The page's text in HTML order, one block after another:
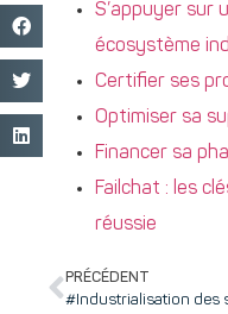
S’appuyer sur
écosystème
Certifier ses
Optimiser sa
Financer sa
Failchat : les
réussie
PRÉCÉDENT